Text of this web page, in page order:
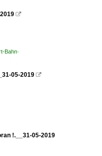

Bahn·
05-2019 
!.__31-05-2019